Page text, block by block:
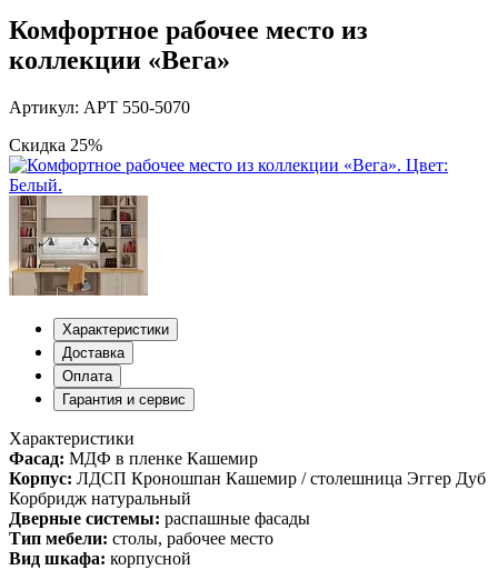
Комфортное рабочее место из
коллекции «Вега»
Артикул: АРТ 550-5070
Скидка 25%
Характеристики
Доставка
Оплата
Гарантия и сервис
Характеристики
Фасад: МДФ в пленке Кашемир
Корпус: ЛДСП Кроношпан Кашемир / столешница Эггер Дуб
Корбридж натуральный
Дверные системы: распашные фасады
Тип мебели: столы, рабочее место
Вид шкафа: корпусной